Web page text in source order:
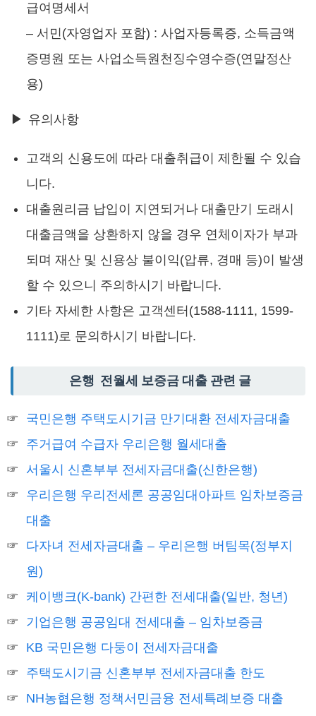
급여명세서
– 서민(자영업자 포함) : 사업자등록증, 소득금액
증명원 또는 사업소득원천징수영수증(연말정산
용)
▶ 유의사항
고객의 신용도에 따라 대출취급이 제한될 수 있습
니다.
대출원리금 납입이 지연되거나 대출만기 도래시
대출금액을 상환하지 않을 경우 연체이자가 부과
되며 재산 및 신용상 불이익(압류, 경매 등)이 발생
할 수 있으니 주의하시기 바랍니다.
기타 자세한 사항은 고객센터(1588-1111, 1599-
1111)로 문의하시기 바랍니다.
은행 전월세 보증금 대출 관련 글
국민은행 주택도시기금 만기대환 전세자금대출
주거급여 수급자 우리은행 월세대출
서울시 신혼부부 전세자금대출(신한은행)
우리은행 우리전세론 공공임대아파트 임차보증금
대출
다자녀 전세자금대출 – 우리은행 버팀목(정부지
원)
케이뱅크(K-bank) 간편한 전세대출(일반, 청년)
기업은행 공공임대 전세대출 – 임차보증금
KB 국민은행 다둥이 전세자금대출
주택도시기금 신혼부부 전세자금대출 한도
NH농협은행 정책서민금융 전세특례보증 대출